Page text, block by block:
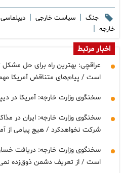
جنگ | سیاست خارجی | دیپلماسی
خارجه |
اخبار مرتبط
عراقچی: بهترین راه برای حل
است / پیام‌های متناقض آمریکا
سخنگوی وزارت خارجه: آمریکا در
سخنگوی وزارت خارجه: ایران در
شرکت نخواهدکرد / هیچ پیامی از
سخنگوی وزارت خارجه: دریافت
است / از تعریف دشمن ذوق‌زده